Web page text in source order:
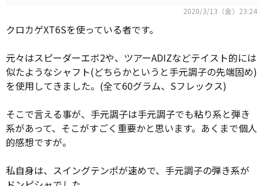
2020/3/13（金）23:24
クロカゲXT6Sを使っている者です。
元々はスピーダーエボ2や、ツアーADIZなどテイスト的には
似たようなシャフト(どちらかというと手元調子の先端固め)
を使用してきました。(全て60グラム、Sフレックス)
そこで言える事が、手元調子は手元調子でも粘り系と弾き
系があって、そこがすごく重要かと思います。あくまで個人
的感想ですが。
私自身は、スイングテンポが速めで、手元調子の弾き系が